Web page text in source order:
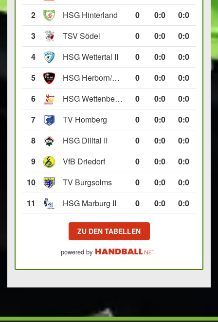
2
HSG Hinterland 0 0:0
0:0
3
TSV Södel 0 0:0
0:0
4
HSG Wettertal II 0 0:0
0:0
5
HSG Herborn/Seelbach 0 0:0
0:0
6
HSG Wettenberg III 0 0:0
0:0
7
TV Homberg 0 0:0
0:0
8
HSG Dilltal II 0 0:0
0:0
9
VfB Driedorf 0 0:0
0:0
10
TV Burgsolms 0 0:0
0:0
11
HSG Marburg II 0 0:0 0:0
ZU DEN TABELLEN
powered by